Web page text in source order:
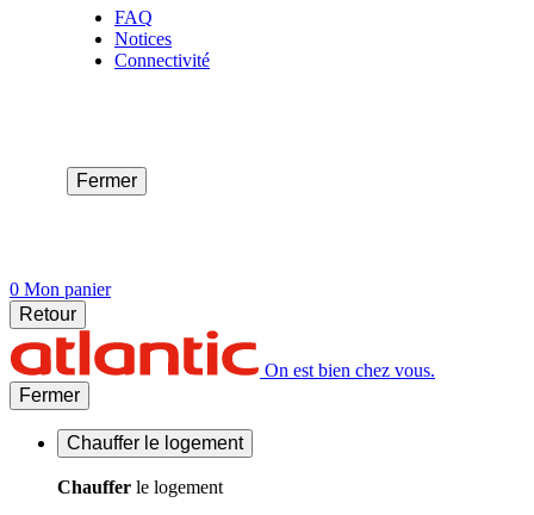
FAQ
Notices
Connectivité
Fermer
0 Mon panier
Retour
On est bien chez vous.
Fermer
Chauffer le logement
Chauffer le logement